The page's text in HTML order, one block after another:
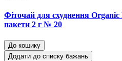
Фіточай для схуднення
пакети 2 г № 20
До кошику
Додати до списку бажань